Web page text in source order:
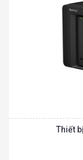
Thiết